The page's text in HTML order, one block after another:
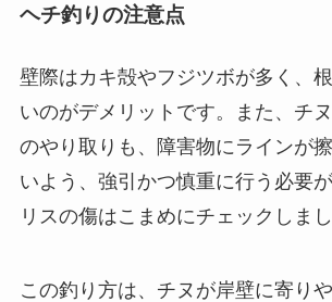
ヘチ釣りの注意点
壁際はカキ殻やフジツボが多く、
いのがデメリットです。また、チ
のやり取りも、障害物にラインが
いよう、強引かつ慎重に行う必要
リスの傷はこまめにチェックしまし
この釣り方は、チヌが岸壁に寄り